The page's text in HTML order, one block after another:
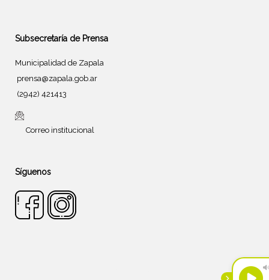
Subsecretaría de Prensa
Municipalidad de Zapala
prensa@zapala.gob.ar
(2942) 421413
Correo institucional
Síguenos